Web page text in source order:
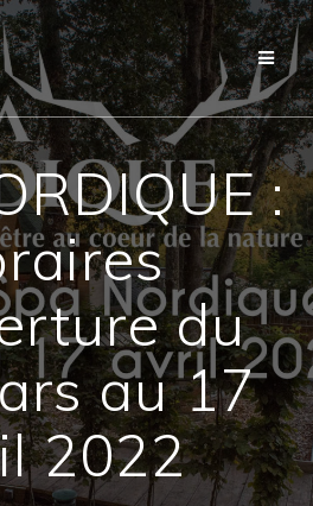
Skip
to
content
:
du
au 17
2022